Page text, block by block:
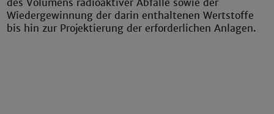
des Volumens radioaktiver Abfälle sowie der
Wiedergewinnung der darin enthaltenen Wertstoffe
bis hin zur Projektierung der erforderlichen Anlagen.